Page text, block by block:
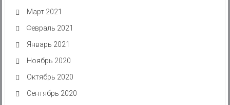
Март 2021
Февраль 2021
Январь 2021
Ноябрь 2020
Октябрь 2020
Сентябрь 2020